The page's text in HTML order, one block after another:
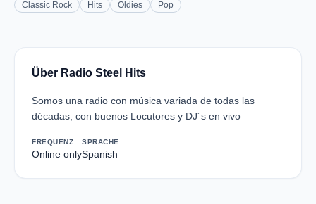
Classic Rock Hits Oldies Pop
Über Radio Steel Hits
Somos una radio con música variada de todas las
décadas, con buenos Locutores y DJ´s en vivo
FREQUENZ
Online only
SPRACHE
Spanish